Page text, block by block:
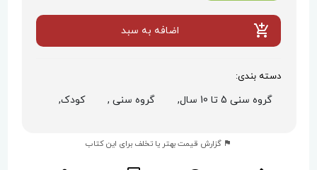
اضافه به سبد
دسته بندی:
گروه سنی 5 تا 10 سال, گروه سنی , کودک,
گزارش قیمت بهتر یا تخلف برای این کتاب